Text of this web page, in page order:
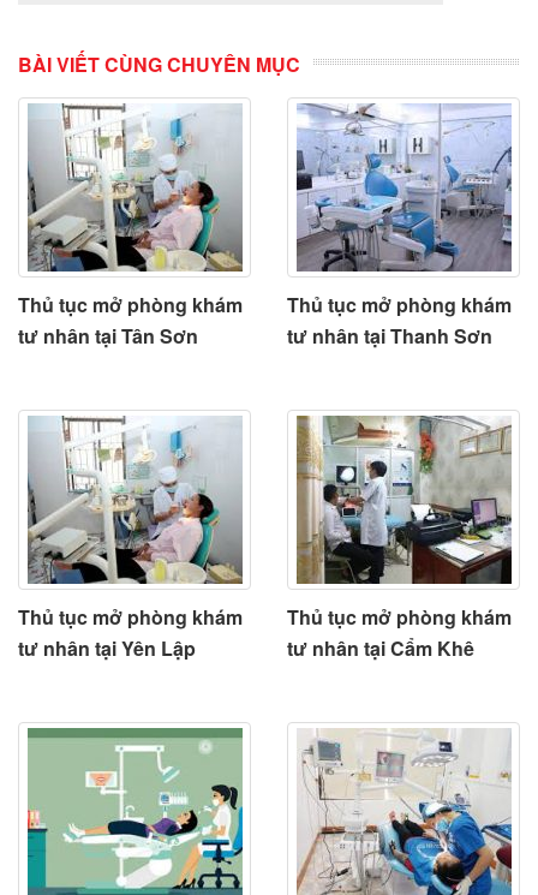
BÀI VIẾT CÙNG CHUYÊN MỤC
Thủ tục mở phòng khám
tư nhân tại Tân Sơn
Thủ tục mở phòng khám
tư nhân tại Thanh Sơn
Thủ tục mở phòng khám
tư nhân tại Yên Lập
Thủ tục mở phòng khám
tư nhân tại Cẩm Khê